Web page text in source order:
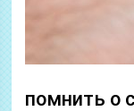
помнить о